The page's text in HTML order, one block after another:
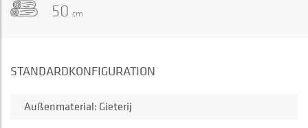
50 cm
STANDARDKONFIGURATION
Außenmaterial: Gieterij